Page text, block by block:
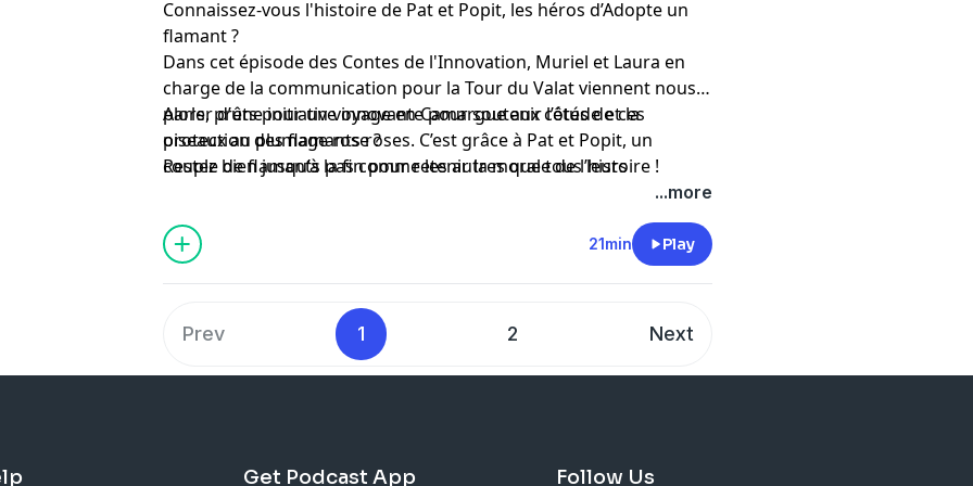
Connaissez-vous l'histoire de Pat et Popit, les héros d’Adopte un
flamant ?
Dans cet épisode des Contes de l'Innovation, Muriel et Laura en
charge de la communication pour la Tour du Valat viennent nous
parler d’une initiative innovante pour soutenir l’étude et la
protection des flamants roses. C’est grâce à Pat et Popit, un
couple de flamants pas comme les autres que tous leurs
Alors, prêts pour un voyage en Camargue aux côtés de ces
oiseaux au plumage rose ?
Restez bien jusqu’à la fin pour retenir la morale de l’histoire !
...more
21min Play
Prev 1 2 Next
Get Podcast App Follow Us